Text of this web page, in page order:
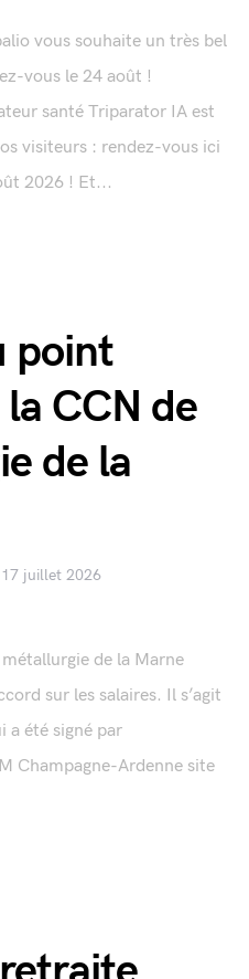
vous souhaite un très bel
vous le 24 août !
santé Triparator IA est
visiteurs : rendez-vous ici
2026 ! Et...
point
CCN de
de la
17 juillet 2026
de la Marne
sur les salaires. Il s’agit
a été signé par
Champagne-Ardenne site